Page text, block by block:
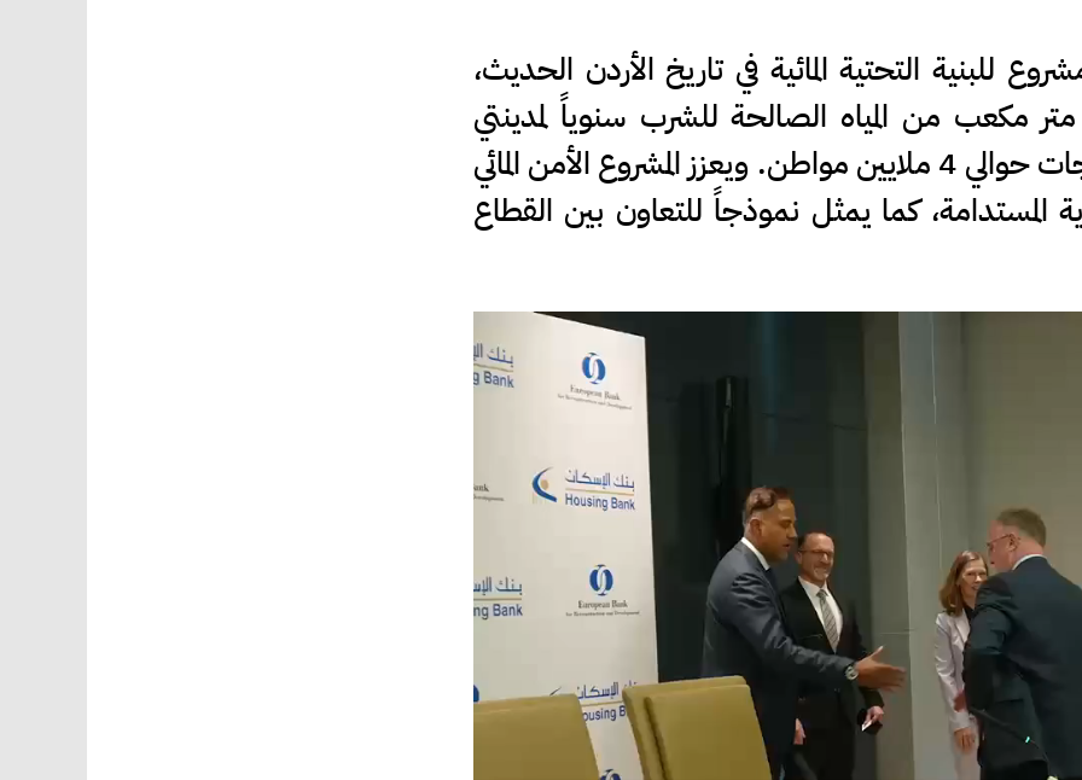
للبنية التحتية المائية في تاريخ الأردن الحديث،
توفير نحو 300 مليون متر مكعب من المياه الصالحة للشرب سنوياً لمدينتي
العقبة وعمّان، بما يكفي لتلبية احتياجات حوالي 4 ملايين مواطن. ويعزز المشروع الأمن المائي
المستدامة، كما يمثل نموذجاً للتعاون بين القطاع